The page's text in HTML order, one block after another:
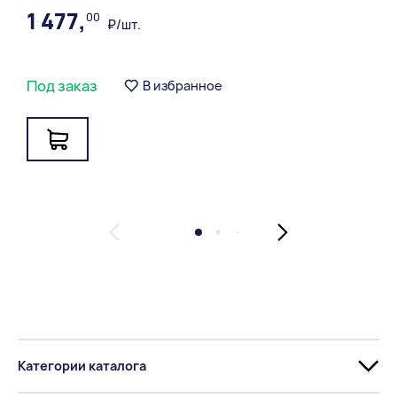
1 477,00 ₽/шт.
Под заказ В избранное
Категории каталога